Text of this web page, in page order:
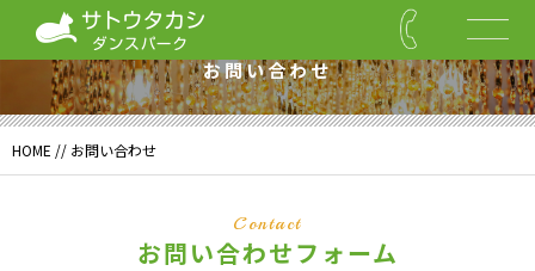
お問い合わせ
HOME // お問い合わせ
Contact
お問い合わせフォーム